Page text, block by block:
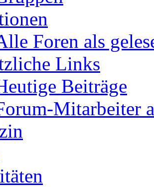
Foren als
Links
Beiträge
Mitarbeiter